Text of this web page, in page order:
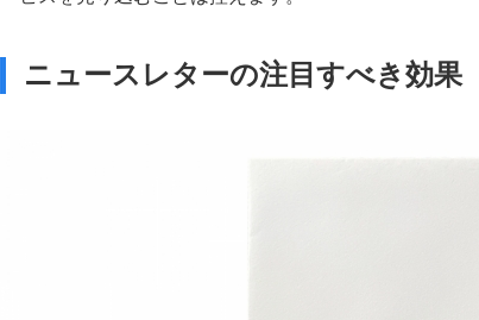
ニュースレターの注目すべき効果